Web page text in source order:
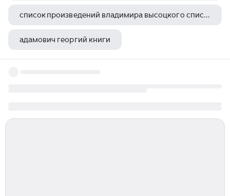
список произведений владимира высоцкого список произведений владимира высоцкого
адамович георгий книги